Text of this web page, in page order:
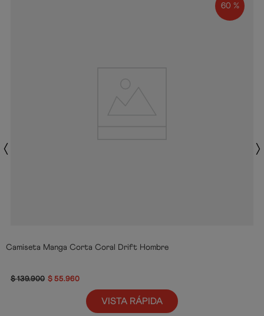
60 %
Camiseta Manga Corta Coral Drift Hombre
$139.900 $ 55.960
VISTA RÁPIDA